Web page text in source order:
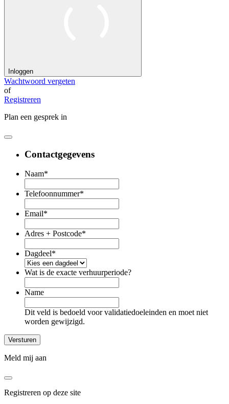
Inloggen
Wachtwoord vergeten
of
Registreren
Plan een gesprek in
Contactgegevens
Naam*
Telefoonnummer*
Email*
Adres + Postcode*
Dagdeel*
Wat is de exacte verhuurperiode?
Name
Dit veld is bedoeld voor validatiedoeleinden en moet niet
worden gewijzigd.
Meld mij aan
Registreren op deze site